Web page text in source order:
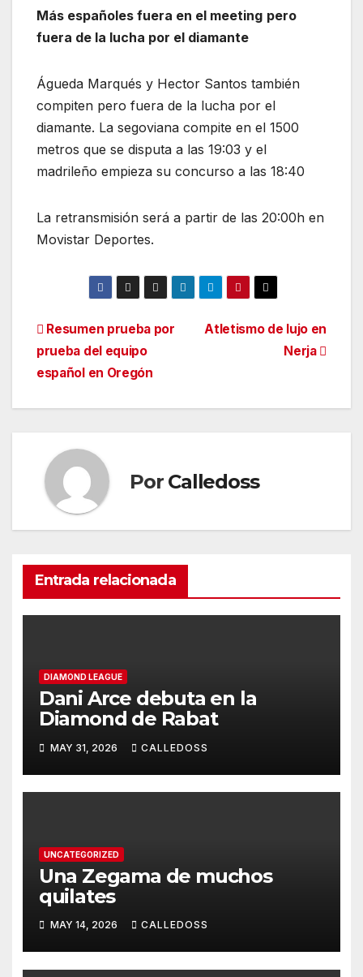
Más españoles fuera en el meeting pero
fuera de la lucha por el diamante
Águeda Marqués y Hector Santos también
compiten pero fuera de la lucha por el
diamante. La segoviana compite en el 1500
metros que se disputa a las 19:03 y el
madrileño empieza su concurso a las 18:40
La retransmisión será a partir de las 20:00h en
Movistar Deportes.
Navegación
de
entradas
Atletismo de lujo en
Nerja
Resumen prueba por
prueba del equipo
español en Oregón
Por Calledoss
Entrada relacionada
DIAMOND LEAGUE
Dani Arce debuta en la
Diamond de Rabat
MAY 31, 2026 CALLEDOSS
UNCATEGORIZED
Una Zegama de muchos
quilates
MAY 14, 2026 CALLEDOSS